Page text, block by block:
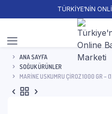
TÜRKİYE'NİN
ANA SAYFA
SOĞUK ÜRÜNLER
MARINE USKUMRU ÇIROZ 1000 GR –